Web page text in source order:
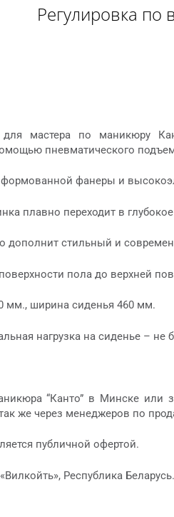
Регулировка по
мастера по маникюру
пневматического
фанеры и
плавно переходит в
дополнит стильный и
пола до верхней
мм., ширина сиденья 460 мм.
нагрузка на сиденье – не
“Канто” в Минске
так же через менеджеров по
публичной офертой.
Республика Беларусь.